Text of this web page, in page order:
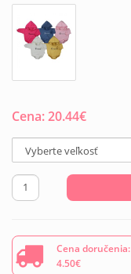
Cena:20.44€
Cena doručenia:
4.50€